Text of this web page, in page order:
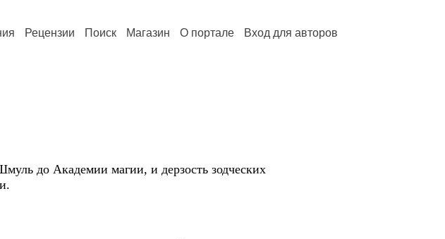
Рецензии Поиск Магазин О портале Вход для авторов
до Академии магии, и дерзость зодческих